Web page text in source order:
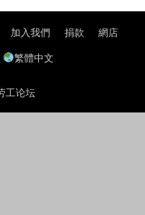
加入我們 捐款 網店
繁體中文
工论坛